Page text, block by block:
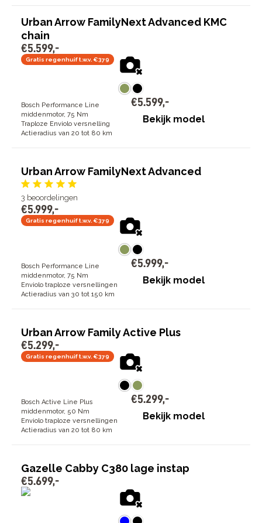
Urban Arrow FamilyNext Advanced KMC
chain
€5.599,-
Gratis regenhuif t.w.v. €379
Bosch Performance Line
middenmotor, 75 Nm
Traploze Enviolo versnelling
Actieradius van 20 tot 80 km
€5.599,-
Bekijk model
Urban Arrow FamilyNext Advanced
3 beoordelingen
€5.999,-
Gratis regenhuif t.w.v. €379
Bosch Performance Line
middenmotor, 75 Nm
Enviolo traploze versnellingen
Actieradius van 30 tot 150 km
€5.999,-
Bekijk model
Urban Arrow Family Active Plus
€5.299,-
Gratis regenhuif t.w.v. €379
Bosch Active Line Plus
middenmotor, 50 Nm
Enviolo traploze versnellingen
Actieradius van 20 tot 80 km
€5.299,-
Bekijk model
Gazelle Cabby C380 lage instap
€5.699,-